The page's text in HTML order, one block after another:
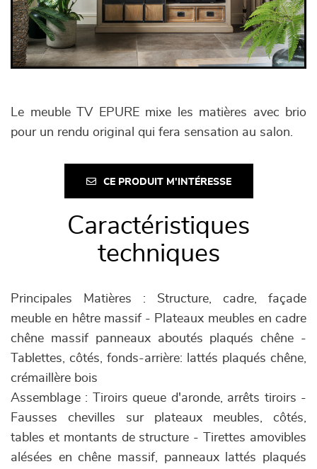
Le meuble TV EPURE mixe les matières avec brio
pour un rendu original qui fera sensation au salon.
CE PRODUIT M'INTÉRESSE
Caractéristiques
techniques
Principales Matières : Structure, cadre, façade
meuble en hêtre massif - Plateaux meubles en cadre
chêne massif panneaux aboutés plaqués chêne -
Tablettes, côtés, fonds-arrière: lattés plaqués chêne,
crémaillère bois
Assemblage : Tiroirs queue d'aronde, arrêts tiroirs -
Fausses chevilles sur plateaux meubles, côtés,
tables et montants de structure - Tirettes amovibles
alésées en chêne massif, panneaux lattés plaqués